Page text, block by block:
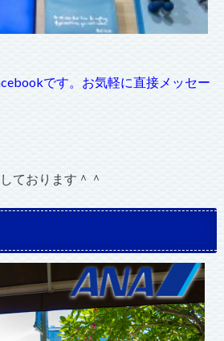
です。お気軽に直接メッセー
ております＾＾